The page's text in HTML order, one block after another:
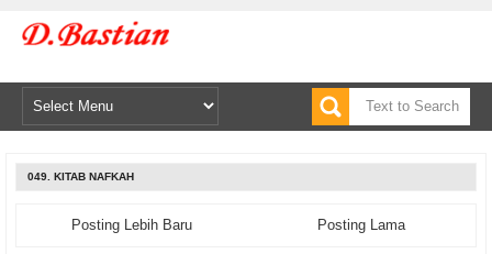
049. KITAB NAFKAH
Posting Lebih Baru Posting Lama